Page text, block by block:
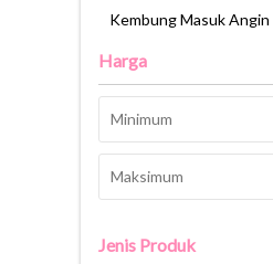
Kembung Masuk Angin
Haid dan Keputihan
Penambah Berat Badan
Syaraf
Tumbuh Kembang Anak
Harga
Jenis Produk